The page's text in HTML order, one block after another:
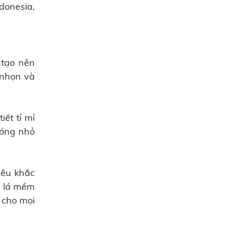
nên
và
tỉ mỉ
nhỏ
khắc
mềm
mọi